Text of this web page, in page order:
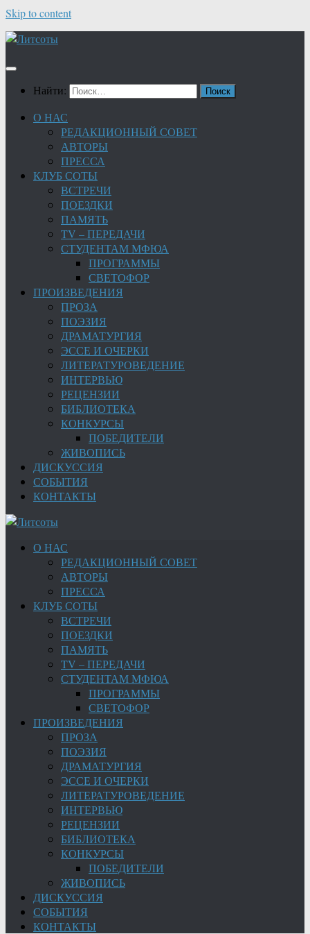
Skip to content
Найти:
О НАС
РЕДАКЦИОННЫЙ СОВЕТ
АВТОРЫ
ПРЕССА
КЛУБ СОТЫ
ВСТРЕЧИ
ПОЕЗДКИ
ПАМЯТЬ
TV – ПЕРЕДАЧИ
СТУДЕНТАМ МФЮА
ПРОГРАММЫ
СВЕТОФОР
ПРОИЗВЕДЕНИЯ
ПРОЗА
ПОЭЗИЯ
ДРАМАТУРГИЯ
ЭССЕ И ОЧЕРКИ
ЛИТЕРАТУРОВЕДЕНИЕ
ИНТЕРВЬЮ
РЕЦЕНЗИИ
БИБЛИОТЕКА
КОНКУРСЫ
ПОБЕДИТЕЛИ
ЖИВОПИСЬ
ДИСКУССИЯ
СОБЫТИЯ
КОНТАКТЫ
О НАС
РЕДАКЦИОННЫЙ СОВЕТ
АВТОРЫ
ПРЕССА
КЛУБ СОТЫ
ВСТРЕЧИ
ПОЕЗДКИ
ПАМЯТЬ
TV – ПЕРЕДАЧИ
СТУДЕНТАМ МФЮА
ПРОГРАММЫ
СВЕТОФОР
ПРОИЗВЕДЕНИЯ
ПРОЗА
ПОЭЗИЯ
ДРАМАТУРГИЯ
ЭССЕ И ОЧЕРКИ
ЛИТЕРАТУРОВЕДЕНИЕ
ИНТЕРВЬЮ
РЕЦЕНЗИИ
БИБЛИОТЕКА
КОНКУРСЫ
ПОБЕДИТЕЛИ
ЖИВОПИСЬ
ДИСКУССИЯ
СОБЫТИЯ
КОНТАКТЫ